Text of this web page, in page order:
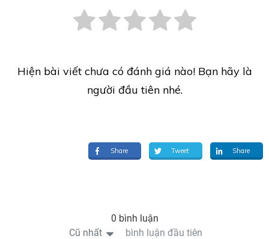
Hiện bài viết chưa có đánh giá nào! Bạn hãy là
người đầu tiên nhé.
Share Tweet Share
0 bình luận
Cũ nhất
bình luận đầu tiên